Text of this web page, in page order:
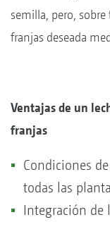
semilla, pero,
franjas deseada
Ventajas de un
franjas
Condiciones
todas las
Integración de